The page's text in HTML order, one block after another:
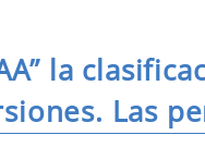
la
Las